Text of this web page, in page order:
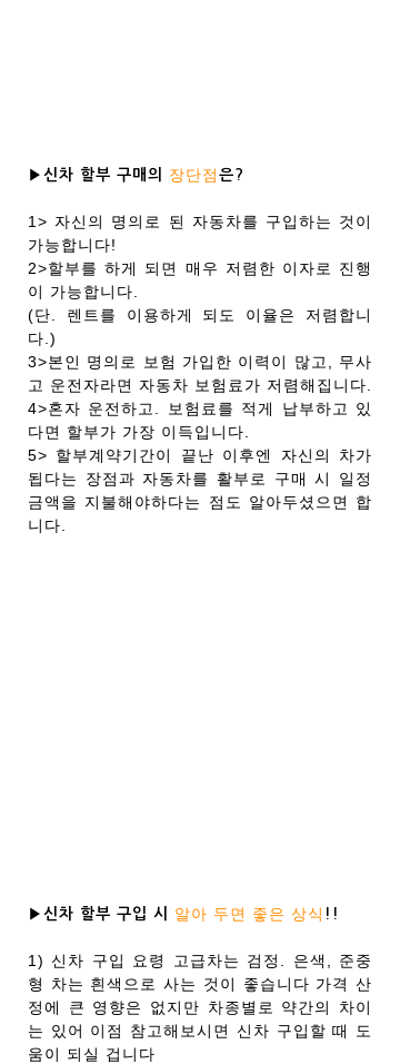
▶신차 할부 구매의 장단점 은?
1> 자신의 명의로 된 자동차를 구입하는 것이
가능합니다!
2>할부를 하게 되면 매우 저렴한 이자로 진행
이 가능합니다.
(단. 렌트를 이용하게 되도 이율은 저렴합니
다.)
3>본인 명의로 보험 가입한 이력이 많고, 무사
고 운전자라면 자동차 보험료가 저렴해집니다.
4>혼자 운전하고. 보험료를 적게 납부하고 있
다면 할부가 가장 이득입니다.
5> 할부계약기간이 끝난 이후엔 자신의 차가
됩다는 장점과 자동차를 활부로 구매 시 일정
금액을 지불해야하다는 점도 알아두셨으면 합
니다.
▶신차 할부 구입 시 알아 두면 좋은 상식 !!
1) 신차 구입 요령 고급차는 검정. 은색, 준중
형 차는 흰색으로 사는 것이 좋습니다 가격 산
정에 큰 영향은 없지만 차종별로 약간의 차이
는 있어 이점 참고해보시면 신차 구입할 때 도
움이 되실 겁니다